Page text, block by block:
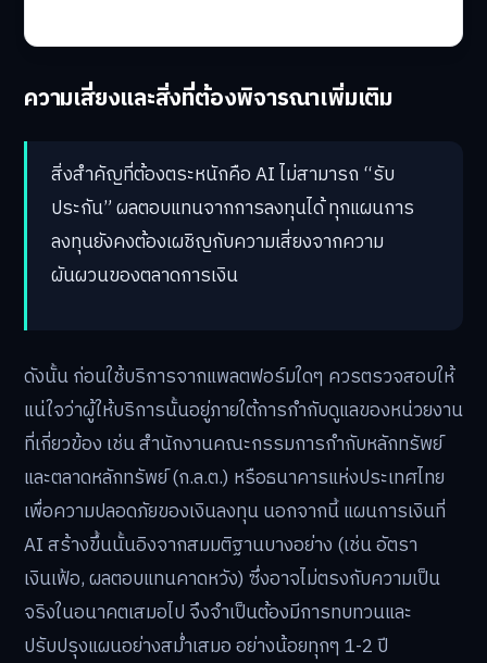
ความเสี่ยงและสิ่งที่ต้องพิจารณาเพิ่มเติม
สิ่งสำคัญที่ต้องตระหนักคือ AI ไม่สามารถ “รับ
ประกัน” ผลตอบแทนจากการลงทุนได้ ทุกแผนการ
ลงทุนยังคงต้องเผชิญกับความเสี่ยงจากความ
ผันผวนของตลาดการเงิน
ดังนั้น ก่อนใช้บริการจากแพลตฟอร์มใดๆ ควรตรวจสอบให้
แน่ใจว่าผู้ให้บริการนั้นอยู่ภายใต้การกำกับดูแลของหน่วยงาน
ที่เกี่ยวข้อง เช่น สำนักงานคณะกรรมการกำกับหลักทรัพย์
และตลาดหลักทรัพย์ (ก.ล.ต.) หรือธนาคารแห่งประเทศไทย
เพื่อความปลอดภัยของเงินลงทุน นอกจากนี้ แผนการเงินที่
AI สร้างขึ้นนั้นอิงจากสมมติฐานบางอย่าง (เช่น อัตรา
เงินเฟ้อ, ผลตอบแทนคาดหวัง) ซึ่งอาจไม่ตรงกับความเป็น
จริงในอนาคตเสมอไป จึงจำเป็นต้องมีการทบทวนและ
ปรับปรุงแผนอย่างสม่ำเสมอ อย่างน้อยทุกๆ 1-2 ปี